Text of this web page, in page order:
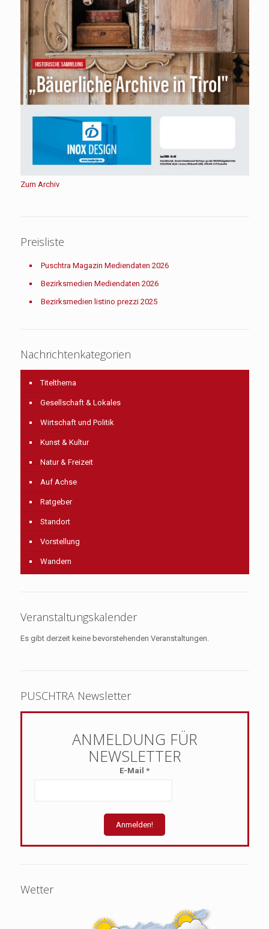
Zum Archiv
Preisliste
Puschtra Magazin Mediendaten 2026
Bezirksmedien Mediendaten 2026
Bezirksmedien listino prezzi 2025
Nachrichtenkategorien
Titelthema
Gesellschaft & Lokales
Wirtschaft und Politik
Kunst & Kultur
Natur & Freizeit
Auf Achse
Ratgeber
Standort
Vorstellung
Wandern
Veranstaltungskalender
Es gibt derzeit keine bevorstehenden Veranstaltungen.
PUSCHTRA Newsletter
E-Mail *
Wetter